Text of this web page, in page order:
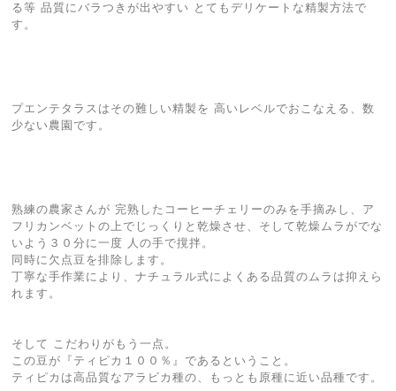
る等 品質にバラつきが出やすい とてもデリケートな精製方法で
す。
プエンテタラスはその難しい精製を 高いレベルでおこなえる、数
少ない農園です。
熟練の農家さんが 完熟したコーヒーチェリーのみを手摘みし、ア
フリカンベットの上でじっくりと乾燥させ、そして乾燥ムラがでな
いよう３０分に一度 人の手で撹拌。
同時に欠点豆を排除します。
丁寧な手作業により、ナチュラル式によくある品質のムラは抑えら
れます。
そして こだわりがもう一点。
この豆が『ティピカ１００％』であるということ。
ティピカは高品質なアラビカ種の、もっとも原種に近い品種です。